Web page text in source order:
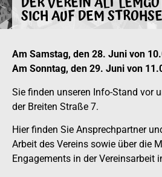
SICH AUF DEM
Am Samstag, den 28. Juni von
Am Sonntag, den 29. Juni von
Sie finden unseren Info-Stand vor
der Breiten Straße 7.
Hier finden Sie Ansprechpartner
Arbeit des Vereins sowie über die
Engagements in der Vereinsarbeit